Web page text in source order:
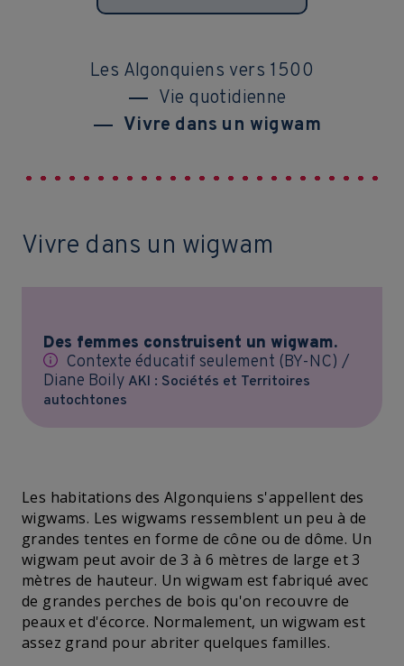
Les Algonquiens vers 1500
Vie quotidienne
Vivre dans un wigwam
Vivre dans un wigwam
Des femmes construisent un wigwam.
Contexte éducatif seulement (BY-NC) /
Diane Boily AKI : Sociétés et Territoires
autochtones
Les habitations des Algonquiens s'appellent des
wigwams. Les wigwams ressemblent un peu à de
grandes tentes en forme de cône ou de dôme. Un
wigwam peut avoir de 3 à 6 mètres de large et 3
mètres de hauteur. Un wigwam est fabriqué avec
de grandes perches de bois qu'on recouvre de
peaux et d'écorce. Normalement, un wigwam est
assez grand pour abriter quelques familles.